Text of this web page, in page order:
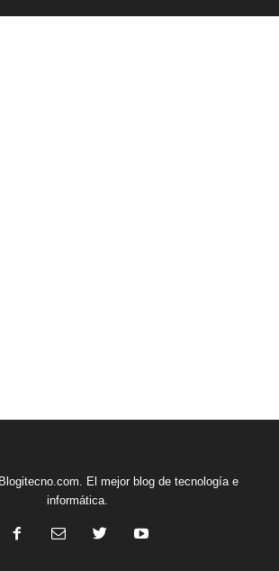
El mejor blog de tecnología e
informática.